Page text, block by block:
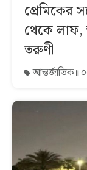
প্রেমিকের
থেকে
তরুণী
আন্তর্জাতিক